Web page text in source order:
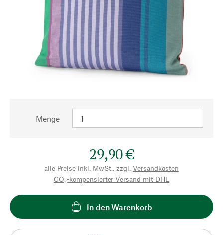
Menge
29,90 €
alle Preise inkl. MwSt., zzgl. Versandkosten
CO₂-kompensierter Versand mit DHL
In den Warenkorb